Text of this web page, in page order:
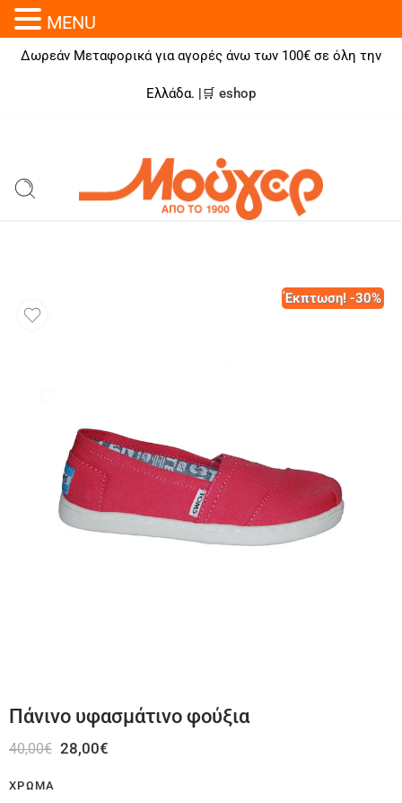
Δωρεάν Μεταφορικά για αγορές άνω των 100€ σε όλη την
Ελλάδα. |🛒 eshop
Έκπτωση! -30%
Πάνινο υφασμάτινο φούξια
40,00€ 28,00€
ΧΡΏΜΑ
MENU